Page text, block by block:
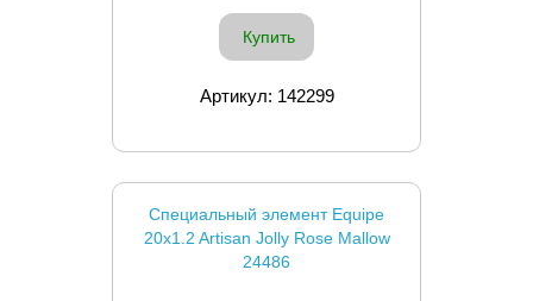
Купить
Артикул: 142299
Специальный элемент Equipe
20x1.2 Artisan Jolly Rose Mallow
24486